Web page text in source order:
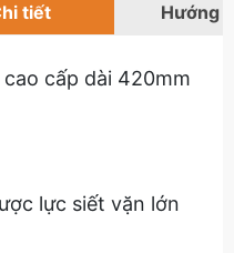
tiết Hướng
cấp dài 420mm
lực siết vặn lớn